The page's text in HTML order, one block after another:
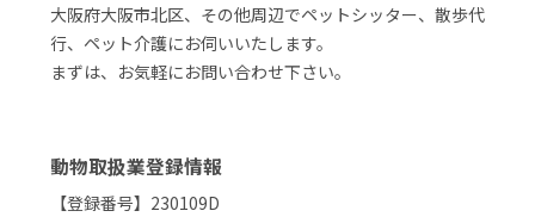
大阪府大阪市北区、その他周辺でペットシッター、散歩代
行、ペット介護にお伺いいたします。
まずは、お気軽にお問い合わせ下さい。
動物取扱業登録情報
【登録番号】230109D